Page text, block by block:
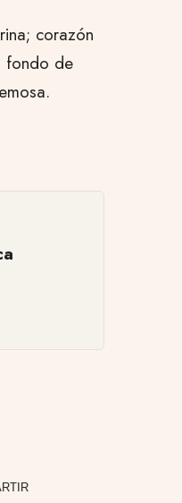
corazón
fondo de